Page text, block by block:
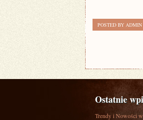
POSTED BY ADMIN
Ostatnie
Trendy i Nowości